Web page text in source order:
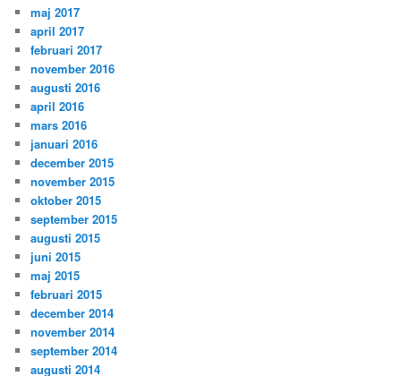
maj 2017
april 2017
februari 2017
november 2016
augusti 2016
april 2016
mars 2016
januari 2016
december 2015
november 2015
oktober 2015
september 2015
augusti 2015
juni 2015
maj 2015
februari 2015
december 2014
november 2014
september 2014
augusti 2014